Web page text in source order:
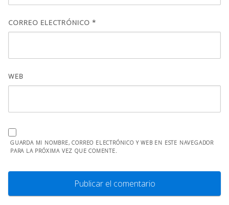
CORREO ELECTRÓNICO *
WEB
GUARDA MI NOMBRE, CORREO ELECTRÓNICO Y WEB EN ESTE NAVEGADOR
PARA LA PRÓXIMA VEZ QUE COMENTE.